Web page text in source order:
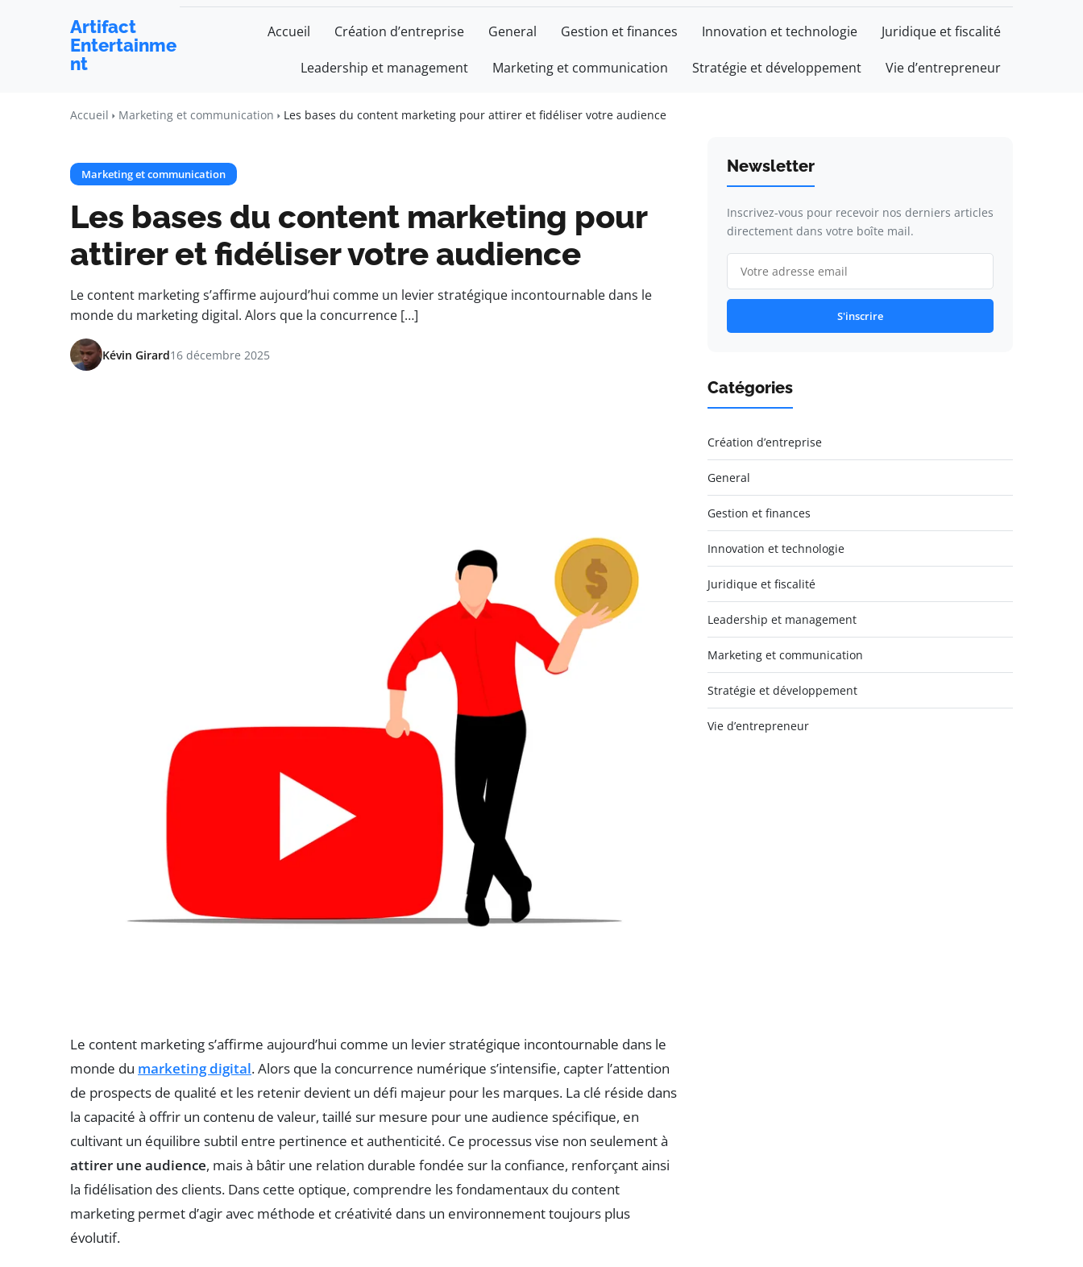
Artifact
Entertainme
nt
Accueil Création d’entreprise General Gestion et finances Innovation et technologie Juridique et fiscalité
Leadership et management Marketing et communication Stratégie et développement Vie d’entrepreneur
Accueil Marketing et communication Les bases du content marketing pour attirer et fidéliser votre audience
Marketing et communication
Les bases du content marketing pour
attirer et fidéliser votre audience
Le content marketing s’affirme aujourd’hui comme un levier stratégique incontournable dans le
monde du marketing digital. Alors que la concurrence […]
Kévin Girard16 décembre 2025
Le content marketing s’affirme aujourd’hui comme un levier stratégique incontournable dans le
monde du marketing digital. Alors que la concurrence numérique s’intensifie, capter l’attention
de prospects de qualité et les retenir devient un défi majeur pour les marques. La clé réside dans
la capacité à offrir un contenu de valeur, taillé sur mesure pour une audience spécifique, en
cultivant un équilibre subtil entre pertinence et authenticité. Ce processus vise non seulement à
attirer une audience, mais à bâtir une relation durable fondée sur la confiance, renforçant ainsi
la fidélisation des clients. Dans cette optique, comprendre les fondamentaux du content
marketing permet d’agir avec méthode et créativité dans un environnement toujours plus
évolutif.
Newsletter
Inscrivez-vous pour recevoir nos derniers articles
directement dans votre boîte mail.
S'inscrire
Catégories
Création d’entreprise
General
Gestion et finances
Innovation et technologie
Juridique et fiscalité
Leadership et management
Marketing et communication
Stratégie et développement
Vie d’entrepreneur